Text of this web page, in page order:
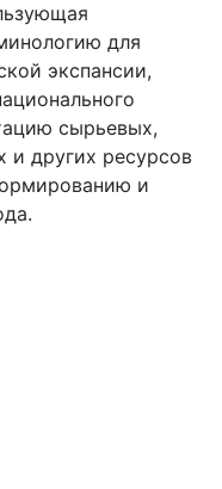
для
экспансии,
сырьевых,
и других ресурсов
и